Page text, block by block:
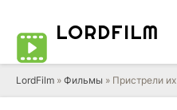
LORDFILM
LordFilm » Фильмы » Пристрели их